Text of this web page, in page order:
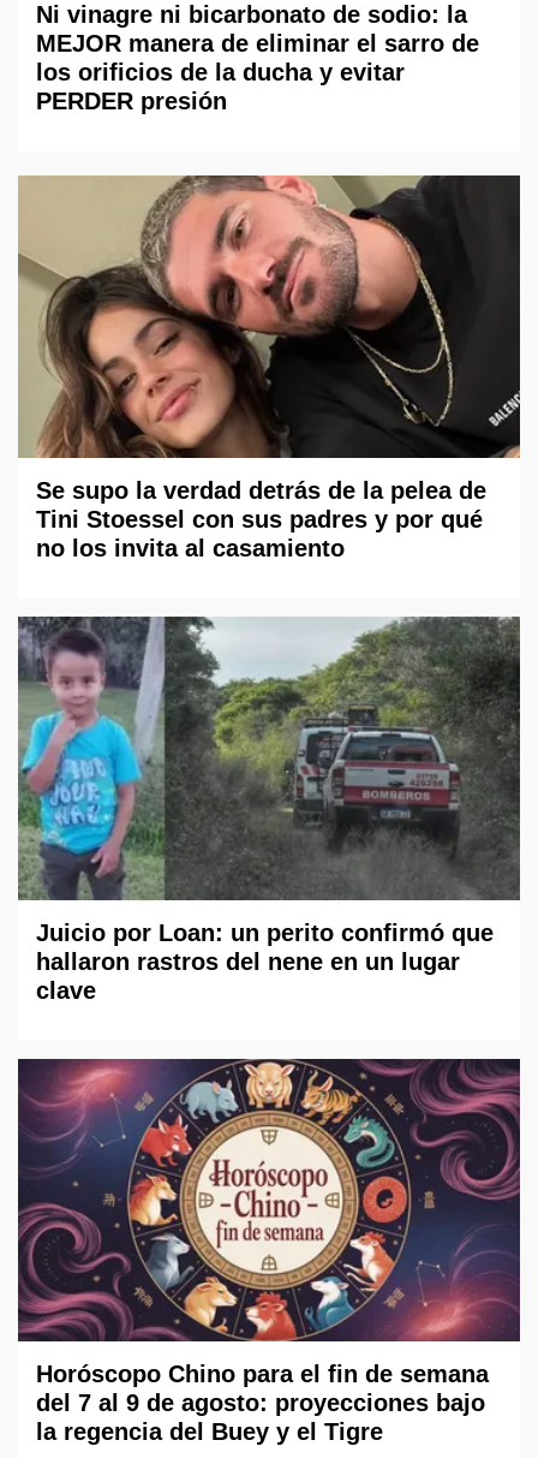
Ni vinagre ni bicarbonato de sodio: la
MEJOR manera de eliminar el sarro de
los orificios de la ducha y evitar
PERDER presión
Se supo la verdad detrás de la pelea de
Tini Stoessel con sus padres y por qué
no los invita al casamiento
Juicio por Loan: un perito confirmó que
hallaron rastros del nene en un lugar
clave
Horóscopo Chino para el fin de semana
del 7 al 9 de agosto: proyecciones bajo
la regencia del Buey y el Tigre